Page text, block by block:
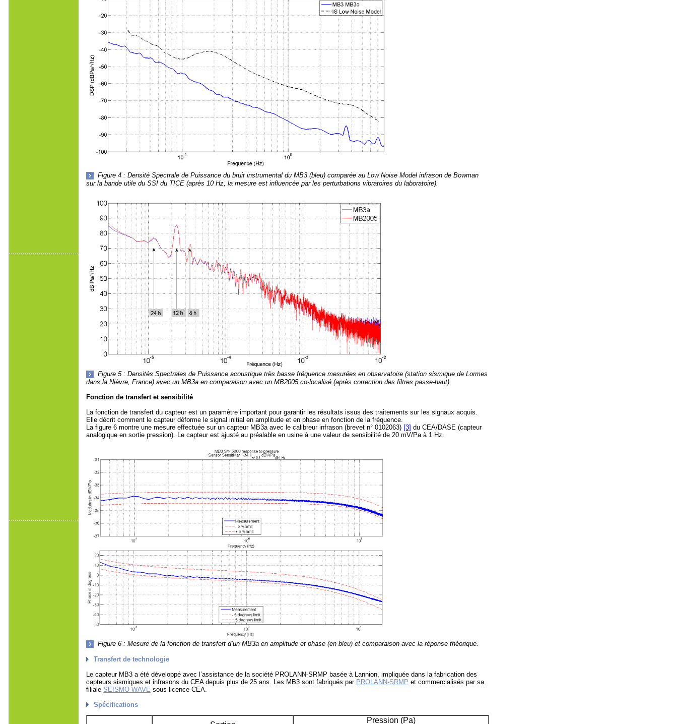
Figure 4 : Densité Spectrale de Puissance du bruit instrumental du MB3 (bleu) comparée au Low Noise Model infrason de Bowman
sur la bande utile du SSI du TICE (après 10 Hz, la mesure est influencée par les perturbations vibratoires du laboratoire).
Figure 5 : Densités Spectrales de Puissance acoustique très basse fréquence mesurées en observatoire (station sismique de Lormes
dans la Nièvre, France) avec un MB3a en comparaison avec un MB2005 co-localisé (après correction des filtres passe-haut).
Fonction de transfert et sensibilité
La fonction de transfert du capteur est un paramètre important pour garantir les résultats issus des traitements sur les signaux acquis.
Elle décrit comment le capteur déforme le signal initial en amplitude et en phase en fonction de la fréquence.
La figure 6 montre une mesure effectuée sur un capteur MB3a avec le calibreur infrason (brevet n° 0102063) [3] du CEA/DASE (capteur
analogique en sortie pression). Le capteur est ajusté au préalable en usine à une valeur de sensibilité de 20 mV/Pa à 1 Hz.
Figure 6 : Mesure de la fonction de transfert d’un MB3a en amplitude et phase (en bleu) et comparaison avec la réponse théorique.
Transfert de technologie
Le capteur MB3 a été développé avec l’assistance de la société PROLANN-SRMP basée à Lannion, impliquée dans la fabrication des
capteurs sismiques et infrasons du CEA depuis plus de 25 ans. Les MB3 sont fabriqués par PROLANN-SRMP et commercialisés par sa
filiale SEISMO-WAVE sous licence CEA.
Spécifications
Pression (Pa)